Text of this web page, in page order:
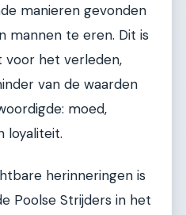
manieren gevonden
mannen te eren. Dit is
voor het verleden,
van de waarden
moed,
loyaliteit.
herinneringen is
Poolse Strijders in het